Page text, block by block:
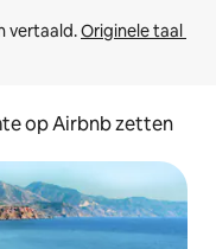
vertaald. Originele taal
op Airbnb zetten